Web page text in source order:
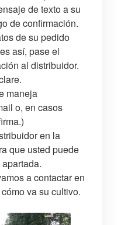
de texto a su
de confirmación.
de su pedido
así, pase el
al distribuidor.
maneja
o, en casos
en la
que usted puede
a contactar en
va su cultivo.